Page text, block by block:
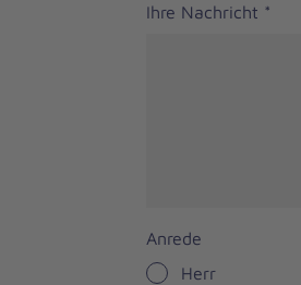
Ihre Nachricht *
Anrede
Herr